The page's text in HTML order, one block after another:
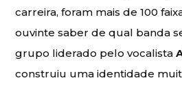
carreira, foram mais de 100
ouvinte saber de qual banda
grupo liderado pelo vocalista
construiu uma identidade